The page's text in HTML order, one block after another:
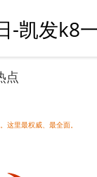
-凯发k8
点
这里最权威、最全面。